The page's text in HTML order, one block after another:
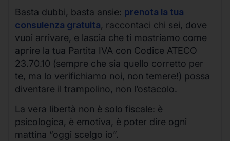
Basta dubbi, basta ansie: prenota la tua
consulenza gratuita, raccontaci chi sei, dove
vuoi arrivare, e lascia che ti mostriamo come
aprire la tua Partita IVA con Codice ATECO
23.70.10 (sempre che sia quello corretto per
te, ma lo verifichiamo noi, non temere!) possa
diventare il trampolino, non l’ostacolo.
La vera libertà non è solo fiscale: è
psicologica, è emotiva, è poter dire ogni
mattina “oggi scelgo io”.